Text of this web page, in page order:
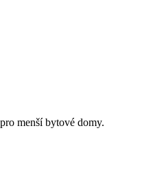
menší bytové domy.